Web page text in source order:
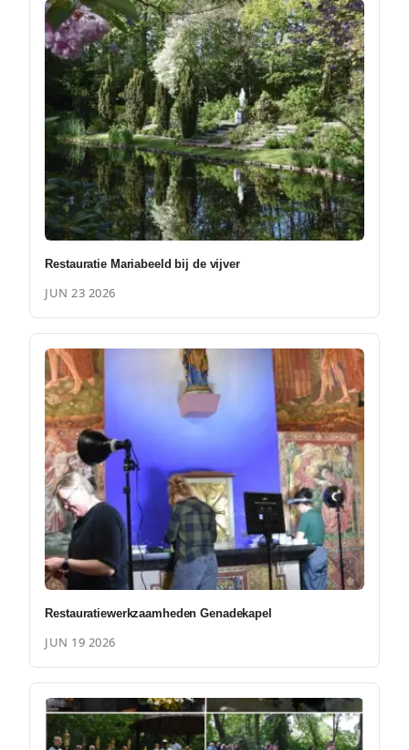
Restauratie Mariabeeld bij de vijver
JUN 23 2026
Restauratiewerkzaamheden Genadekapel
JUN 19 2026